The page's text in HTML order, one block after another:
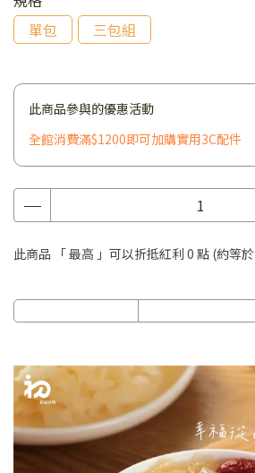
單包
三包組
此商品參與的優惠活動
全館消費滿$1200即可加購實用3C配件
此商品 「 最高 」可以折抵紅利 0 點 (約等於